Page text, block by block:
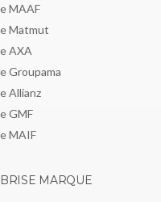
MAAF
Matmut
AXA
Groupama
Allianz
GMF
MAIF
MARQUE